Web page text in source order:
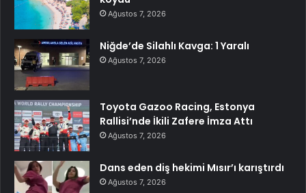
Ağustos 7, 2026
Niğde’de Silahlı Kavga: 1 Yaralı
Ağustos 7, 2026
Toyota Gazoo Racing, Estonya
Rallisi’nde İkili Zafere İmza Attı
Ağustos 7, 2026
Dans eden diş hekimi Mısır’ı karıştırdı
Ağustos 7, 2026